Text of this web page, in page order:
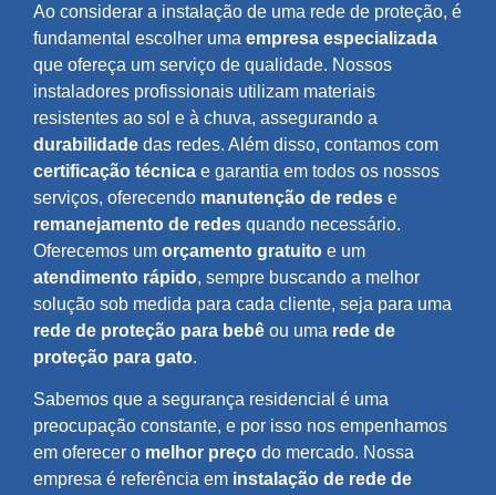
Ao considerar a instalação de uma rede de proteção, é
fundamental escolher uma empresa especializada
que ofereça um serviço de qualidade. Nossos
instaladores profissionais utilizam materiais
resistentes ao sol e à chuva, assegurando a
durabilidade das redes. Além disso, contamos com
certificação técnica e garantia em todos os nossos
serviços, oferecendo manutenção de redes e
remanejamento de redes quando necessário.
Oferecemos um orçamento gratuito e um
atendimento rápido, sempre buscando a melhor
solução sob medida para cada cliente, seja para uma
rede de proteção para bebê ou uma rede de
proteção para gato.
Sabemos que a segurança residencial é uma
preocupação constante, e por isso nos empenhamos
em oferecer o melhor preço do mercado. Nossa
empresa é referência em instalação de rede de